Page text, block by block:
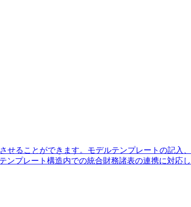
ることができます。モデルテンプレートの記入
プレート構造内での統合財務諸表の連携に対応